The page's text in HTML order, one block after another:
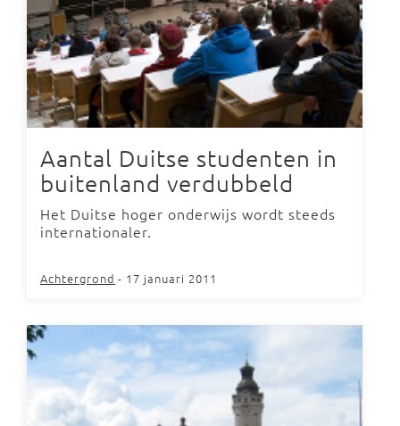
Aantal Duitse studenten in
buitenland verdubbeld
Het Duitse hoger onderwijs wordt steeds
internationaler.
Achtergrond - 17 januari 2011